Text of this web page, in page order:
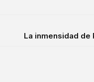
La inmensidad de